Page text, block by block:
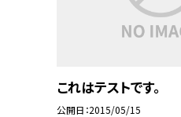
これはテストです。
公開日 2015/05/15